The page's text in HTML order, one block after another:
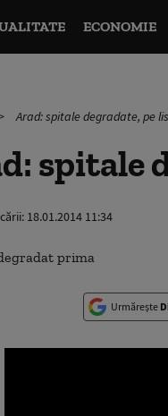
ECONOMIE
Arad: spitale degradate, pe
spitale
18.01.2014 11:34
Urmărește